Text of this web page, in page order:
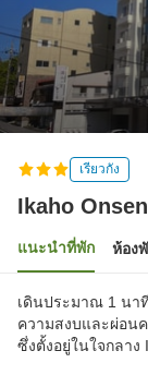
เรียวกัง
Ikaho
แนะนำที่พัก ห้อง
เดินประมาณ 1 นา
ความสงบและผ่อน
ซึ่งตั้งอยู่ในใจกลาง